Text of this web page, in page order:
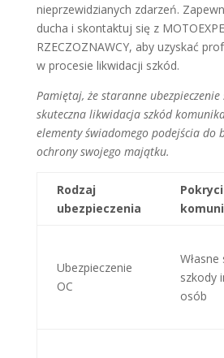
nieprzewidzianych zdarzeń.
ducha i skontaktuj się z
RZECZOZNAWCY, aby uzyskać
w procesie likwidacji szkód.
Pamiętaj, że staranne ubezpieczenie
skuteczna likwidacja szkód
elementy świadomego podejścia do
ochrony swojego majątku.
Rodzaj
ubezpieczenia
Ubezpieczenie
OC
szkody
osób